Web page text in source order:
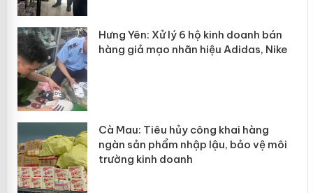
Hưng Yên: Xử lý 6 hộ kinh doanh bán
hàng giả mạo nhãn hiệu Adidas, Nike
Cà Mau: Tiêu hủy công khai hàng
ngàn sản phẩm nhập lậu, bảo vệ môi
trường kinh doanh